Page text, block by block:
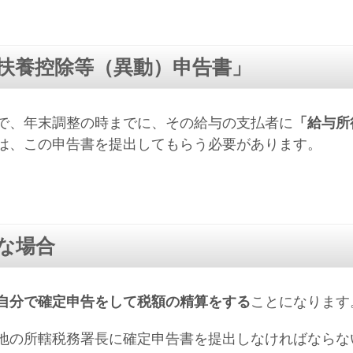
養控除等（異動）申告書」
、年末調整の時までに、その給与の支払者に 「給与
、この申告書を提出してもらう必要があります。
場合
分で確定申告をして税額の精算をすることになります
の所轄税務署長に確定申告書を提出しなければなら